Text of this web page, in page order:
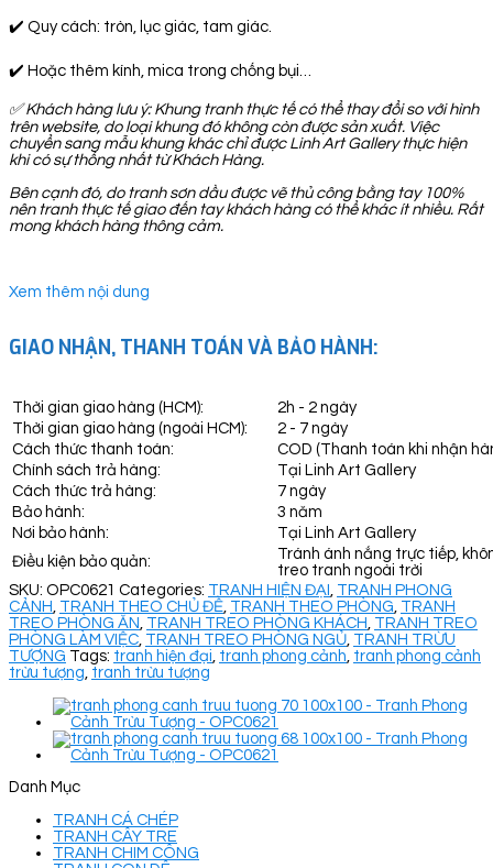
✔️ Quy cách: tròn, lục giác, tam giác.
✔️ Hoặc thêm kính, mica trong chống bụi…
✅Khách hàng lưu ý: Khung tranh thực tế có thể thay đổi so với hình
trên website, do loại khung đó không còn được sản xuất. Việc
chuyển sang mẫu khung khác chỉ được Linh Art Gallery thực hiện
khi có sự thống nhất từ Khách Hàng.
Bên cạnh đó, do tranh sơn dầu được vẽ thủ công bằng tay 100%
nên tranh thực tế giao đến tay khách hàng có thể khác ít nhiều. Rất
mong khách hàng thông cảm.
Xem thêm nội dung
GIAO NHẬN, THANH TOÁN VÀ BẢO HÀNH:
Thời gian giao hàng (HCM):
2h - 2 ngày
Thời gian giao hàng (ngoài HCM):
2 - 7 ngày
Cách thức thanh toán:
COD (Thanh toán khi nhận
Chính sách trả hàng:
Tại Linh Art Gallery
Cách thức trả hàng:
7 ngày
Bảo hành:
3 năm
Nơi bảo hành:
Tại Linh Art Gallery
Điều kiện bảo quản:
Tránh ánh nắng trực tiếp,
treo tranh ngoài trời
SKU: OPC0621 Categories: TRANH HIỆN ĐẠI , TRANH PHONG
CẢNH, TRANH THEO CHỦ ĐỀ, TRANH THEO PHÒNG, TRANH
TREO PHÒNG ĂN, TRANH TREO PHÒNG KHÁCH, TRANH TREO
PHÒNG LÀM VIỆC, TRANH TREO PHÒNG NGỦ, TRANH TRỪU
TƯỢNG Tags: tranh hiện đại, tranh phong cảnh, tranh phong cảnh
trừu tượng, tranh trừu tượng
Danh Mục
TRANH CÁ CHÉP
TRANH CÂY TRE
TRANH CHIM CÔNG